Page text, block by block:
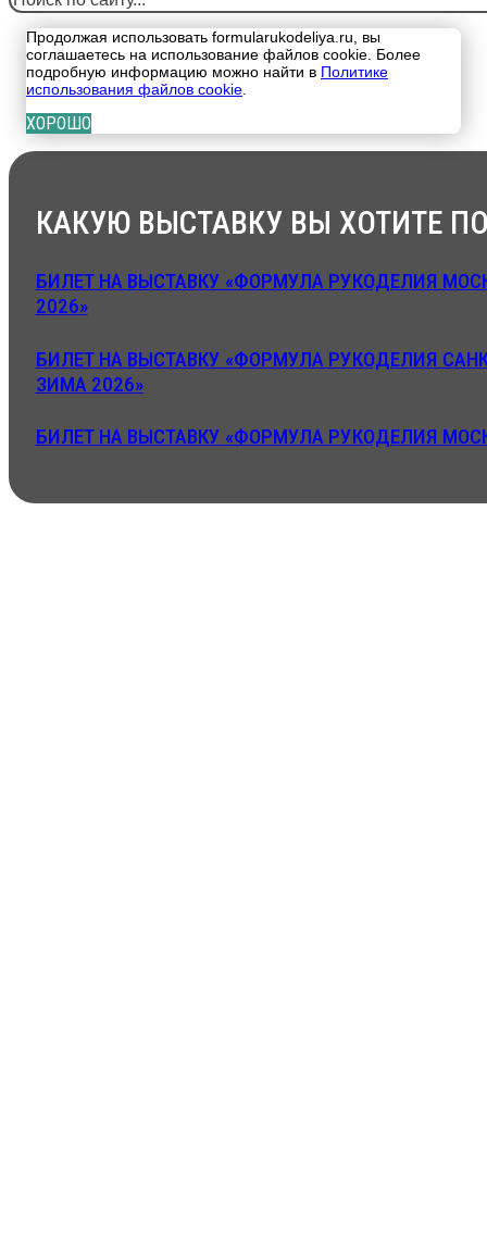
Продолжая использовать formularukodeliya.ru, вы
соглашаетесь на использование файлов cookie. Более
подробную информацию можно найти в Политике
использования файлов cookie.
ХОРОШО
КАКУЮ ВЫСТАВКУ ВЫ ХОТИТЕ
БИЛЕТ НА ВЫСТАВКУ «ФОРМУЛА РУКОДЕЛИЯ
2026»
БИЛЕТ НА ВЫСТАВКУ «ФОРМУЛА РУКОДЕЛИЯ
ЗИМА 2026»
БИЛЕТ НА ВЫСТАВКУ «ФОРМУЛА РУКОДЕЛИЯ